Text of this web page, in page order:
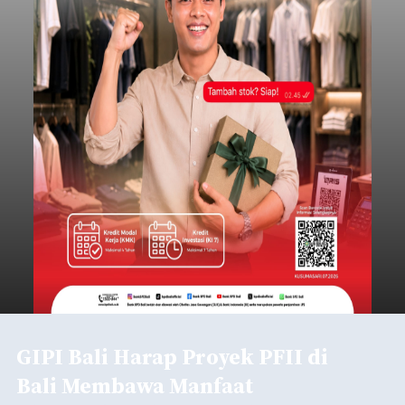
GIPI Bali Harap Proyek PFII di
Bali Membawa Manfaat